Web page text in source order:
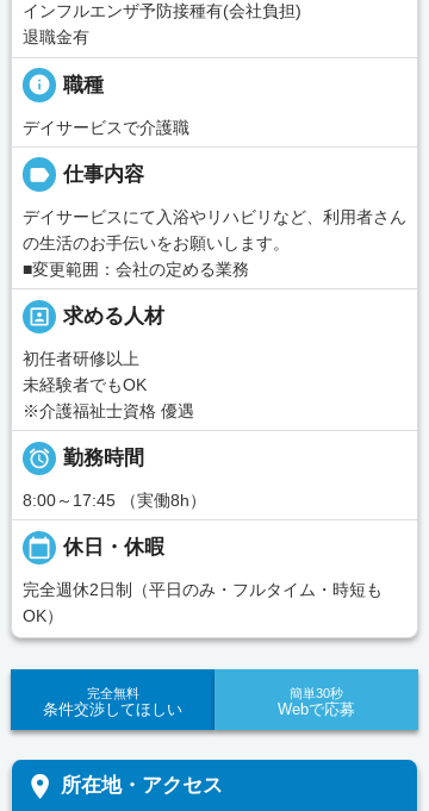
インフルエンザ予防接種有(会社負担)
退職金有
info 職種
デイサービスで介護職
label 仕事内容
デイサービスにて入浴やリハビリなど、利用者さん
の生活のお手伝いをお願いします。
■変更範囲：会社の定める業務
portrait 求める人材
初任者研修以上
未経験者でもOK
※介護福祉士資格 優遇
 勤務時間
8:00～17:45 （実働8h）
calendar_today 休日・休暇
完全週休2日制（平日のみ・フルタイム・時短も
OK）
完全無料
条件交渉してほしい
簡単30秒
Webで応募
place 所在地・アクセス